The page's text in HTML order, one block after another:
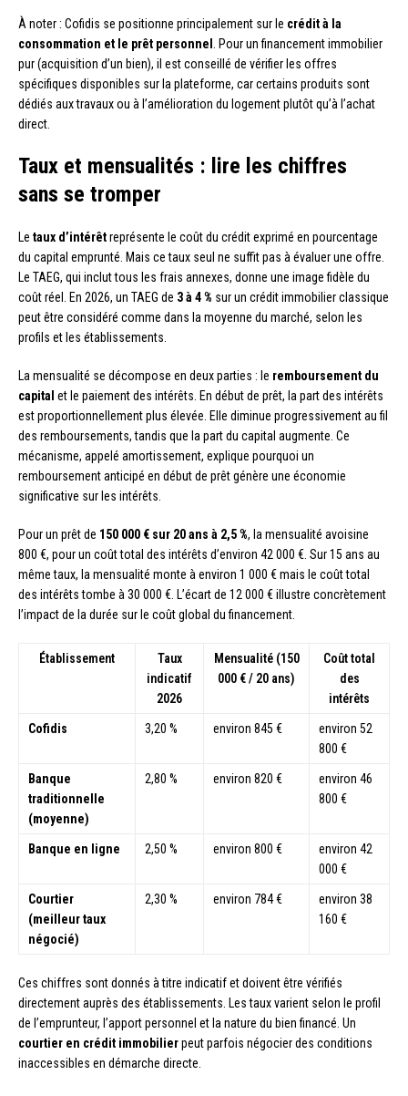
À noter : Cofidis se positionne principalement sur le crédit à la
consommation et le prêt personnel
. Pour un financement immobilier
pur (acquisition d’un bien), il est conseillé de vérifier les offres
spécifiques disponibles sur la plateforme, car certains produits sont
dédiés aux travaux ou à l’amélioration du logement plutôt qu’à l’achat
direct.
Taux et mensualités : lire les chiffres
sans se tromper
Le taux d’intérêtreprésente le coût du crédit exprimé en pourcentage
du capital emprunté. Mais ce taux seul ne suffit pas à évaluer une offre.
Le TAEG, qui inclut tous les frais annexes, donne une image fidèle du
coût réel. En 2026, un TAEG de 3 à 4 % sur un crédit immobilier classique
peut être considéré comme dans la moyenne du marché, selon les
profils et les établissements.
La mensualité se décompose en deux parties : le remboursement du
capital et le paiement des intérêts. En début de prêt, la part des intérêts
est proportionnellement plus élevée. Elle diminue progressivement au fil
des remboursements, tandis que la part du capital augmente. Ce
mécanisme, appelé amortissement, explique pourquoi un
remboursement anticipé en début de prêt génère une économie
significative sur les intérêts.
Pour un prêt de 150 000 € sur 20 ans à 2,5 %, la mensualité avoisine
800 €, pour un coût total des intérêts d’environ 42 000 €. Sur 15 ans au
même taux, la mensualité monte à environ 1 000 € mais le coût total
des intérêts tombe à 30 000 €. L’écart de 12 000 € illustre concrètement
l’impact de la durée sur le coût global du financement.
Établissement
Taux
indicatif
2026
Mensualité (150
000 € / 20 ans)
Coût total
des
intérêts
Cofidis 3,20 % environ 845 €
environ 52
800 €
Banque
traditionnelle
(moyenne)
2,80 % environ 820 €
environ 46
800 €
Banque en ligne 2,50 % environ 800 €
environ 42
000 €
Courtier
(meilleur taux
négocié)
2,30 % environ 784 €
environ 38
160 €
Ces chiffres sont donnés à titre indicatif et doivent être vérifiés
directement auprès des établissements. Les taux varient selon le profil
de l’emprunteur, l’apport personnel et la nature du bien financé. Un
courtier en crédit immobilierpeut parfois négocier des conditions
inaccessibles en démarche directe.